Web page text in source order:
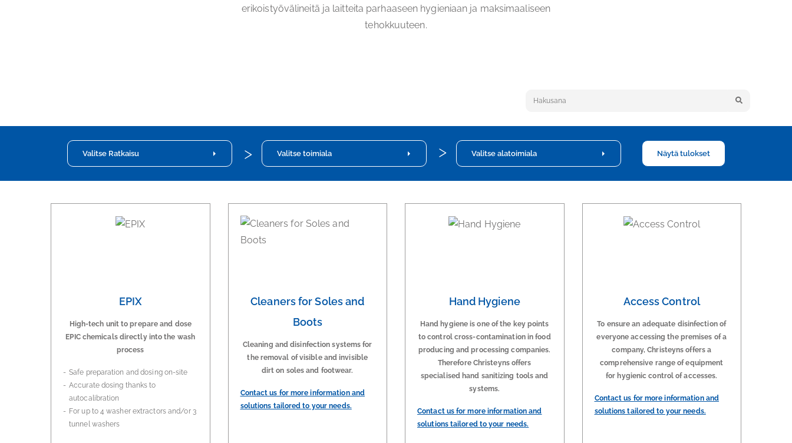
erikoistyövälineitä ja laitteita parhaaseen hygieniaan ja maksimaaliseen
tehokkuuteen.
Keyword search
Valitse Ratkaisu Valitse toimiala Valitse alatoimiala Näytä tulokset
EPIX
High-tech unit to prepare and dose
EPIC chemicals directly into the wash
process
Safe preparation and dosing on-site
Accurate dosing thanks to
autocalibration
For up to 4 washer extractors and/or 3
tunnel washers
Cleaners for Soles and
Boots
Cleaning and disinfection systems for
the removal of visible and invisible
dirt on soles and footwear.
Contact us for more information and
solutions tailored to your needs.
Hand Hygiene
Hand hygiene is one of the key points
to control cross-contamination in food
producing and processing companies.
Therefore Christeyns offers
specialised hand sanitizing tools and
systems.
Contact us for more information and
solutions tailored to your needs.
Access Control
To ensure an adequate disinfection of
everyone accessing the premises of a
company, Christeyns offers a
comprehensive range of equipment
for hygienic control of accesses.
Contact us for more information and
solutions tailored to your needs.